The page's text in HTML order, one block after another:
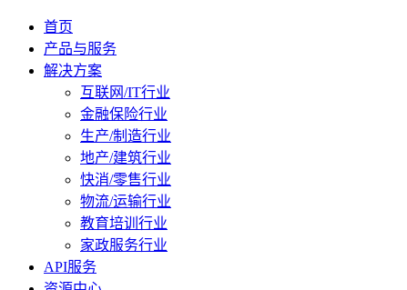
首页
产品与服务
解决方案
互联网/IT行业
金融保险行业
生产/制造行业
地产/建筑行业
快消/零售行业
物流/运输行业
教育培训行业
家政服务行业
API服务